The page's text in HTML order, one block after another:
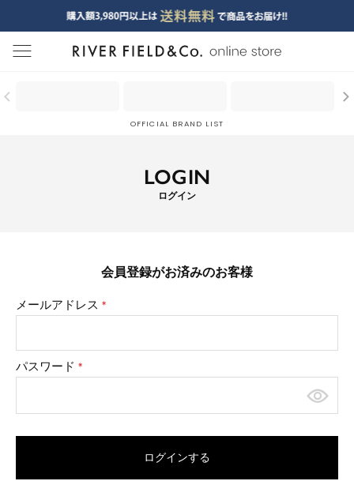
menu
OFFICIAL BRAND LIST
LOGIN
ログイン
会員登録がお済みのお客様
メールアドレス
(必
パスワード
(必
ログインする